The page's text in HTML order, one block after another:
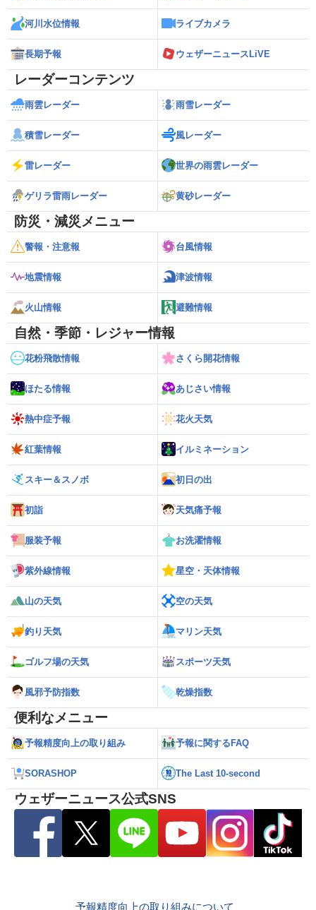
河川水位情報 ライブカメラ
長期予報 ウェザーニュースLiVE
レーダーコンテンツ
雨雲レーダー 雨雪レーダー
積雪レーダー 風レーダー
雷レーダー 世界の雨雲レーダー
ゲリラ雷雨レーダー 黄砂レーダー
防災・減災メニュー
警報・注意報 台風情報
地震情報 津波情報
火山情報 避難情報
自然・季節・レジャー情報
花粉飛散情報 さくら開花情報
ほたる情報 あじさい情報
熱中症予報 花火天気
紅葉情報 イルミネーション
スキー＆スノボ 初日の出
初詣 天気痛予報
服装予報 お洗濯情報
紫外線情報 星空・天体情報
山の天気 空の天気
釣り天気 マリン天気
ゴルフ場の天気 スポーツ天気
風邪予防指数 乾燥指数
便利なメニュー
予報精度向上の取り組み 予報に関するFAQ
SORASHOP The Last 10-second
ウェザーニュース公式SNS
予報精度向上の取り組みについて